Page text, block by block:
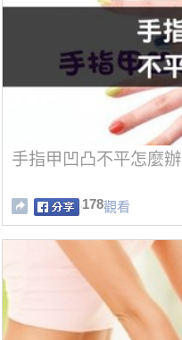
手指甲凹凸不平怎麼辦
178觀看